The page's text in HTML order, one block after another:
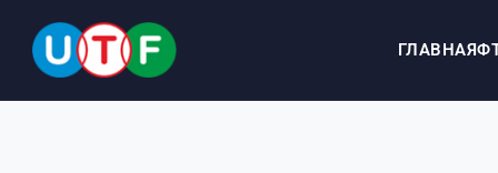
ГЛАВНАЯ